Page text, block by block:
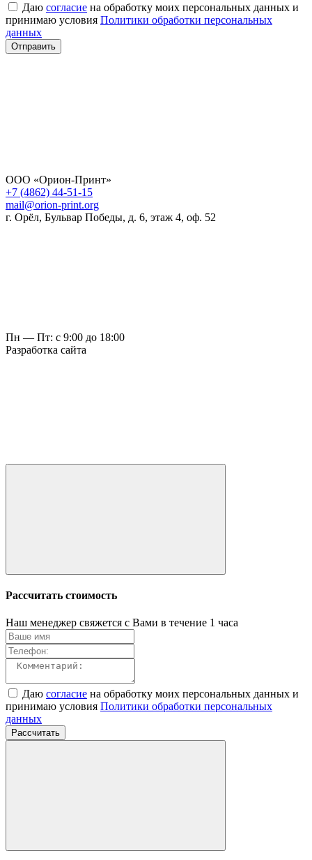
Даю согласие на обработку моих персональных данных и
принимаю условия Политики обработки персональных
данных
Отправить
ООО «Орион-Принт»
+7 (4862) 44-51-15
mail@orion-print.org
г. Орёл, Бульвар Победы, д. 6, этаж 4, оф. 52
Пн — Пт: с 9:00 до 18:00
Разработка сайта
Рассчитать стоимость
Наш менеджер свяжется с Вами в течение 1 часа
Даю согласие на обработку моих персональных данных и
принимаю условия Политики обработки персональных
данных
Рассчитать